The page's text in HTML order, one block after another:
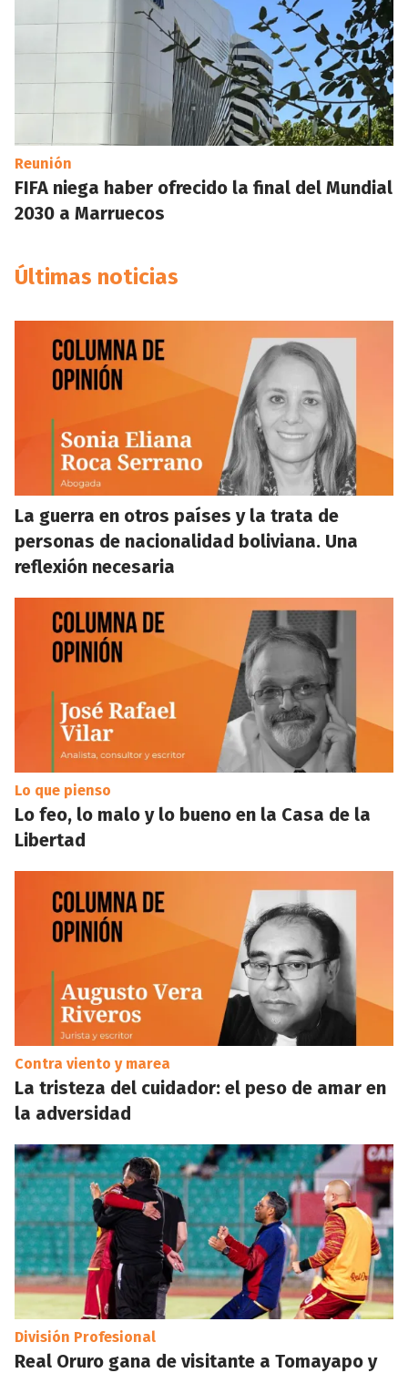
Reunión
FIFA niega haber ofrecido la final del Mundial
2030 a Marruecos
Últimas noticias
La guerra en otros países y la trata de
personas de nacionalidad boliviana. Una
reflexión necesaria
Lo que pienso
Lo feo, lo malo y lo bueno en la Casa de la
Libertad
Contra viento y marea
La tristeza del cuidador: el peso de amar en
la adversidad
División Profesional
Real Oruro gana de visitante a Tomayapo y